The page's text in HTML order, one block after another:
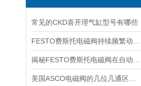
常见的CKD喜开理气缸型号有哪些